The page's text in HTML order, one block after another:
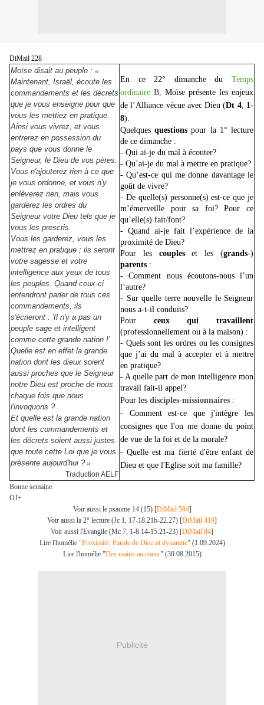
DiMail 228
Moïse disait au peuple : «
Maintenant, Israël, écoute les
commandements et les décrets
que je vous enseigne pour que
vous les mettiez en pratique.
Ainsi vous vivrez, et vous
entrerez en possession du
pays que vous donne le
Seigneur, le Dieu de vos pères.
Vous n'ajouterez rien à ce que
je vous ordonne, et vous n'y
enlèverez rien, mais vous
garderez les ordres du
Seigneur votre Dieu tels que je
vous les prescris.
Vous les garderez, vous les
mettrez en pratique ; ils seront
votre sagesse et votre
intelligence aux yeux de tous
les peuples. Quand ceux-ci
entendront parler de tous ces
commandements, ils
s'écrieront : 'Il n'y a pas un
peuple sage et intelligent
comme cette grande nation !'
Quelle est en effet la grande
nation dont les dieux soient
aussi proches que le Seigneur
notre Dieu est proche de nous
chaque fois que nous
l'invoquons ?
Et quelle est la grande nation
dont les commandements et
les décrets soient aussi justes
que toute cette Loi que je vous
présente aujourd'hui ?»
Traduction AELF
En ce 22° dimanche du
Temps
ordinaire B, Moïse présente les enjeux
de l’Alliance vécue avec Dieu (Dt 4, 1-
8).
Quelquesquestionspour la 1° lecture
de ce dimanche :
- Qui ai-je du mal à écouter?
- Qu’ai-je du mal à mettre en pratique?
- Qu’est-ce qui me donne davantage le
goût de vivre?
- De quelle(s) personne(s) est-ce que je
m’émerveille pour sa foi? Pour ce
qu’elle(s) fait/font?
- Quand ai-je fait l’expérience de la
proximité de Dieu?
Pour les coupleset les (grands-)
parents :
- Comment nous écoutons-nous l’un
l’autre?
- Sur quelle terre nouvelle le Seigneur
nous a-t-il conduits?
Pour ceux qui travaillent
(professionnellement ou à la maison) :
- Quels sont les ordres ou les consignes
que j’ai du mal à accepter et à mettre
en pratique?
- A quelle part de mon intelligence mon
travail fait-il appel?
Pour les disciples-missionnaires :
- Comment est-ce que j'intègre les
consignes que l'on me donne du point
de vue de la foi et de la morale?
- Quelle est ma fierté d'être enfant de
Dieu et que l'Eglise soit ma famille?
Bonne semaine.
OJ+
Voir aussi le psaume 14 (15) [DiMail 594]
Voir aussi la 2° lecture (Jc 1, 17-18.21b-22.27) [DiMail 419]
Voir aussi l'Evangile (Mc 7, 1-8.14-15.21-23) [DiMail 84]
Lire l'homélie "Proximité, Parole de Dieu et dynamite" (1.09.2024)
Lire l'homélie "Des mains au coeur" (30.08.2015)
Publicité